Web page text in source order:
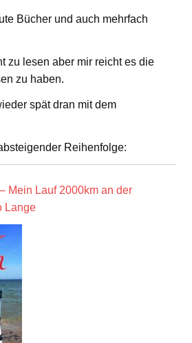
Bücher und auch mehrfach
zu lesen aber mir reicht es die
zu haben.
spät dran mit dem
Reihenfolge:
Mein Lauf 2000km an der
Lange